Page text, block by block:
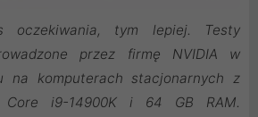
oczekiwania, tym lepiej. Testy
przez firmę NVIDIA w
na komputerach stacjonarnych z
Core i9-14900K i 64 GB RAM.